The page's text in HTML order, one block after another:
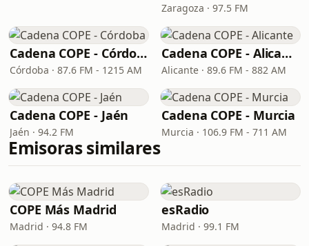
Zaragoza · 97.5 FM
Cadena COPE - Córdoba
Córdoba · 87.6 FM - 1215 AM
Cadena COPE - Alicante
Alicante · 89.6 FM - 882 AM
Cadena COPE - Jaén
Jaén · 94.2 FM
Cadena COPE - Murcia
Murcia · 106.9 FM - 711 AM
Emisoras similares
COPE Más Madrid
Madrid · 94.8 FM
esRadio
Madrid · 99.1 FM